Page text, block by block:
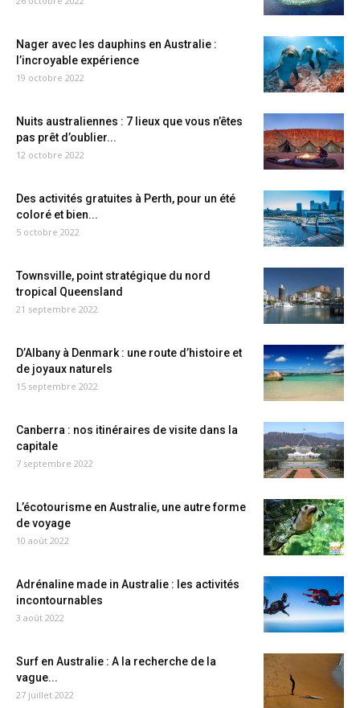
Nager avec les dauphins en Australie :
l’incroyable expérience
19 octobre 2022
Nuits australiennes : 7 lieux que vous n’êtes
pas prêt d’oublier...
12 octobre 2022
Des activités gratuites à Perth, pour un été
coloré et bien...
5 octobre 2022
Townsville, point stratégique du nord
tropical Queensland
21 septembre 2022
D’Albany à Denmark : une route d’histoire et
de joyaux naturels
15 septembre 2022
Canberra : nos itinéraires de visite dans la
capitale
7 septembre 2022
L’écotourisme en Australie, une autre forme
de voyage
10 août 2022
Adrénaline made in Australie : les activités
incontournables
3 août 2022
Surf en Australie : A la recherche de la
vague...
27 juillet 2022